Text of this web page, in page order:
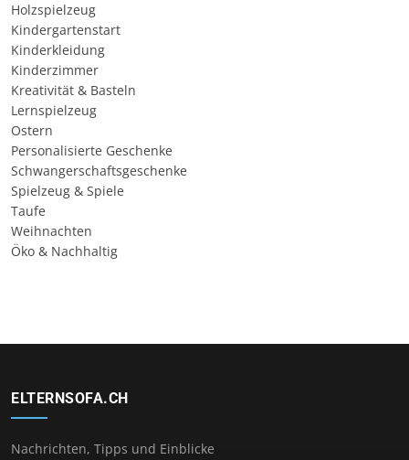
Holzspielzeug
Kindergartenstart
Kinderkleidung
Kinderzimmer
Kreativität & Basteln
Lernspielzeug
Ostern
Personalisierte Geschenke
Schwangerschaftsgeschenke
Spielzeug & Spiele
Taufe
Weihnachten
Öko & Nachhaltig
ELTERNSOFA.CH
Nachrichten, Tipps und Einblicke